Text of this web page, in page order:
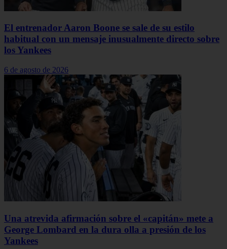
El entrenador Aaron Boone se sale de su estilo
habitual con un mensaje inusualmente directo sobre
los Yankees
6 de agosto de 2026
Una atrevida afirmación sobre el «capitán» mete a
George Lombard en la dura olla a presión de los
Yankees